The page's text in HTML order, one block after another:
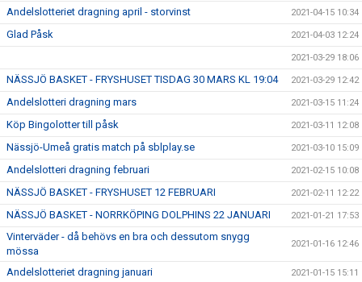
Andelslotteriet dragning april - storvinst 2021-04-15 10:34
Glad Påsk 2021-04-03 12:24
2021-03-29 18:06
NÄSSJÖ BASKET - FRYSHUSET TISDAG 30 MARS KL 19:04 2021-03-29 12:42
Andelslotteri dragning mars 2021-03-15 11:24
Köp Bingolotter till påsk 2021-03-11 12:08
Nässjö-Umeå gratis match på sblplay.se 2021-03-10 15:09
Andelslotteri dragning februari 2021-02-15 10:08
NÄSSJÖ BASKET - FRYSHUSET 12 FEBRUARI 2021-02-11 12:22
NÄSSJÖ BASKET - NORRKÖPING DOLPHINS 22 JANUARI 2021-01-21 17:53
Vinterväder - då behövs en bra och dessutom snygg
mössa
2021-01-16 12:46
Andelslotteriet dragning januari 2021-01-15 15:11